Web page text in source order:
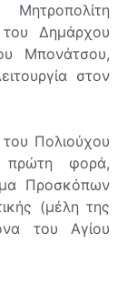
Μητροπολίτη
Δημάρχου
Μπονάτσου,
στον
Πολιούχου
φορά,
Προσκόπων
(μέλη της
του Αγίου